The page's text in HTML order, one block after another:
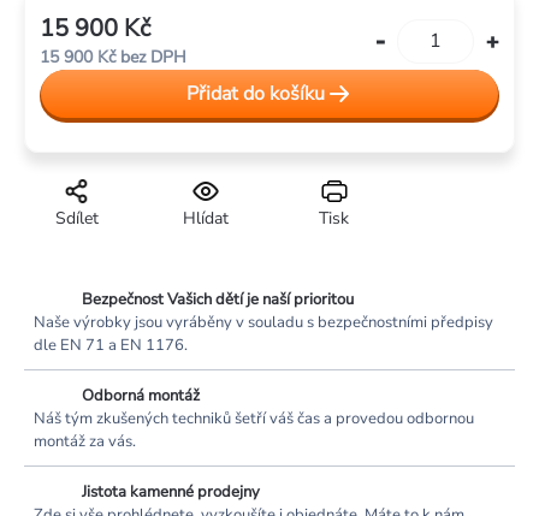
Tisk
Hlídat
Sdílet
15 900 Kč
15 900 Kč bez DPH
cena:
Přidat do košíku
Bezpečnost Vašich dětí je naší prioritou
Naše výrobky jsou vyráběny v souladu s bezpečnostními předpisy
dle EN 71 a EN 1176.
Odborná montáž
Náš tým zkušených techniků šetří váš čas a provedou odbornou
montáž za vás.
Jistota kamenné prodejny